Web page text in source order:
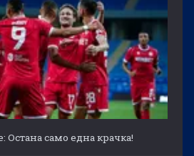
само една крачка!